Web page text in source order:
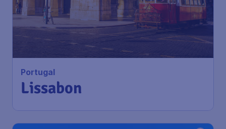
Portugal
Lissabon